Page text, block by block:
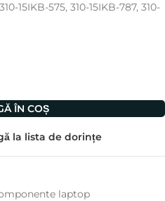
15IKB-575, 310-15IKB-787, 310-
ÎN COȘ
la lista de dorințe
laptop